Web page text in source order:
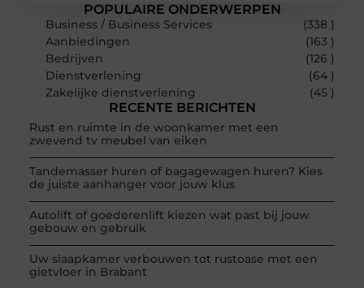
POPULAIRE ONDERWERPEN
Business / Business Services
(338 )
Aanbiedingen
(163 )
Bedrijven
(126 )
Dienstverlening
(64 )
Zakelijke dienstverlening
(45 )
RECENTE BERICHTEN
Rust en ruimte in de woonkamer met een
zwevend tv meubel van eiken
Tandemasser huren of bagagewagen huren? Kies
de juiste aanhanger voor jouw klus
Autolift of goederenlift kiezen wat past bij jouw
gebouw en gebruik
Uw slaapkamer verbouwen tot rustoase met een
gietvloer in Brabant